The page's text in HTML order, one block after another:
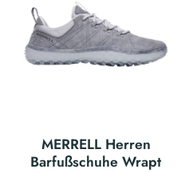
MERRELL Herren
Barfußschuhe Wrapt